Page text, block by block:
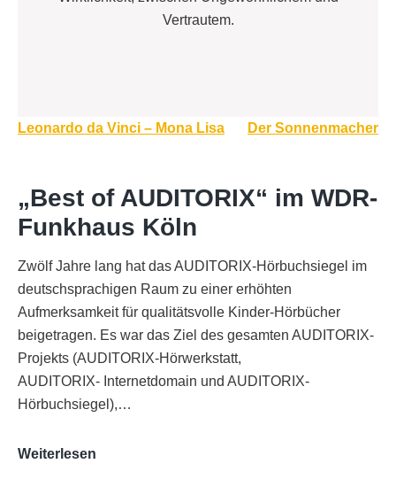
Vertrautem.
Beitragsnavigation
Leonardo da Vinci – Mona Lisa Der Sonnenmacher
„Best of AUDITORIX“ im WDR-
Funkhaus Köln
Zwölf Jahre lang hat das AUDITORIX-Hörbuchsiegel im
deutschsprachigen Raum zu einer erhöhten
Aufmerksamkeit für qualitätsvolle Kinder-Hörbücher
beigetragen. Es war das Ziel des gesamten AUDITORIX-
Projekts (AUDITORIX-Hörwerkstatt,
AUDITORIX- Internetdomain und AUDITORIX-
Hörbuchsiegel),…
Weiterlesen